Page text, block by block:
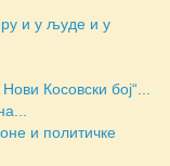
и у људе и у
Косовски бој“...
и политичке